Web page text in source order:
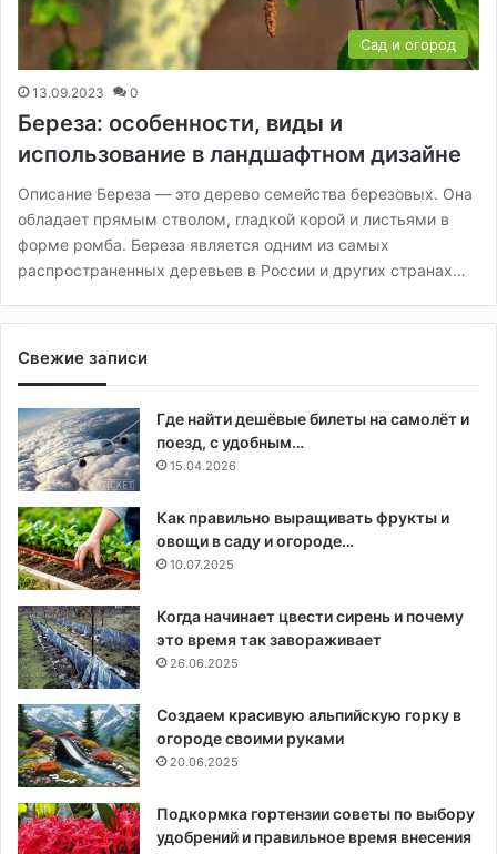
Сад и огород
13.09.2023 0
Береза: особенности, виды и
использование в ландшафтном дизайне
Описание Береза — это дерево семейства березовых. Она
обладает прямым стволом, гладкой корой и листьями в
форме ромба. Береза является одним из самых
распространенных деревьев в России и других странах…
Свежие записи
Где найти дешёвые билеты на самолёт и
поезд, с удобным…
15.04.2026
Как правильно выращивать фрукты и
овощи в саду и огороде…
10.07.2025
Когда начинает цвести сирень и почему
это время так завораживает
26.06.2025
Создаем красивую альпийскую горку в
огороде своими руками
20.06.2025
Подкормка гортензии советы по выбору
удобрений и правильное время внесения